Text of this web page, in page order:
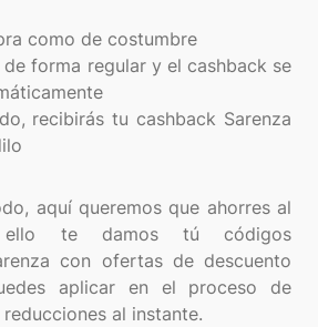
como de costumbre
forma regular y el cashback se
recibirás tu cashback Sarenza
aquí queremos que ahorres al
ello te damos tú códigos
con ofertas de descuento
aplicar en el proceso de